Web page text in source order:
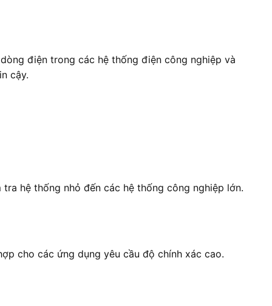
điện trong các hệ thống điện công nghiệp và
cậy.
hệ thống nhỏ đến các hệ thống công nghiệp lớn.
cho các ứng dụng yêu cầu độ chính xác cao.